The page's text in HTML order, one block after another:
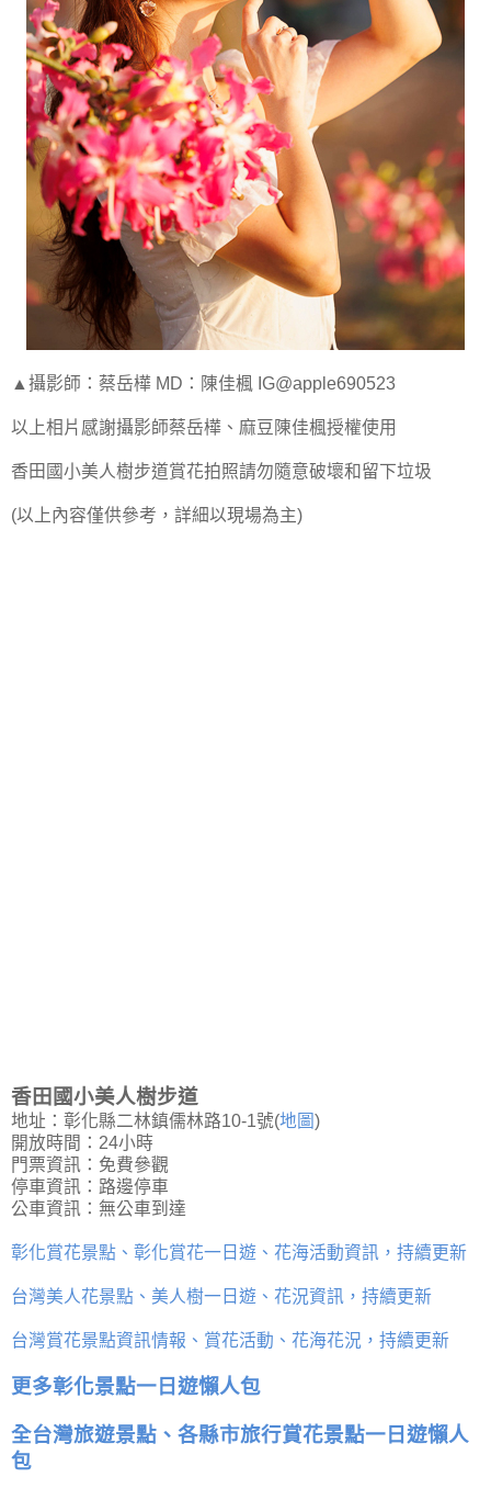
▲攝影師：蔡岳樺 MD：陳佳楓 IG@apple690523
以上相片感謝攝影師蔡岳樺、麻豆陳佳楓授權使用
香田國小美人樹步道賞花拍照請勿隨意破壞和留下垃圾
(以上內容僅供參考，詳細以現場為主)
香田國小美人樹步道
地址：彰化縣二林鎮儒林路10-1號(地圖)
開放時間：24小時
門票資訊：免費參觀
停車資訊：路邊停車
公車資訊：無公車到達
彰化賞花景點、彰化賞花一日遊、花海活動資訊，持續更新
台灣美人花景點、美人樹一日遊、花況資訊，持續更新
台灣賞花景點資訊情報、賞花活動、花海花況，持續更新
更多彰化景點一日遊懶人包
全台灣旅遊景點、各縣市旅行賞花景點一日遊懶人
包